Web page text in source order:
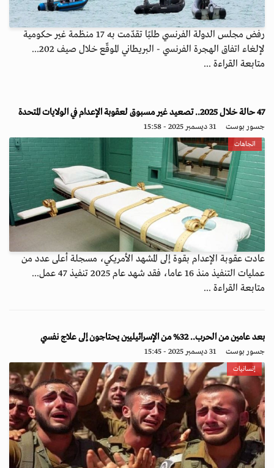
رفض مجلس الدولة الفرنسي طلبًا تقدّمت به 17 منظمة غير حكومية
لإلغاء اتفاق الهجرة الفرنسي - البريطاني الموقّع خلال صيف 202...
متابعة القراءة ...
47 حالة خلال 2025.. تصعيد غير مسبوق لعقوبة الإعدام في الولايات المتحدة
جسور بوست 31 ديسمبر 2025 - 15:58
اتجاهات
عادت عقوبة الإعدام بقوة إلى المشهد الأمريكي، مسجلة أعلى عدد من
عمليات التنفيذ منذ 16 عاما، فقد شهد عام 2025 تنفيذ 47 عمل...
متابعة القراءة ...
بعد عامين من الحرب.. 32% من الإسرائيليين يحتاجون إلى علاج نفسي
جسور بوست 31 ديسمبر 2025 - 15:45
إنسانيات